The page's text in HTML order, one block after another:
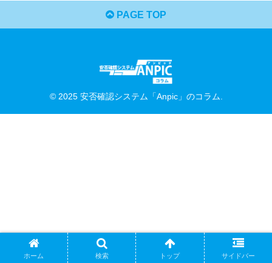
PAGE TOP
© 2025 安否確認システム「Anpic」のコラム.
ホーム 検索 トップ サイドバー